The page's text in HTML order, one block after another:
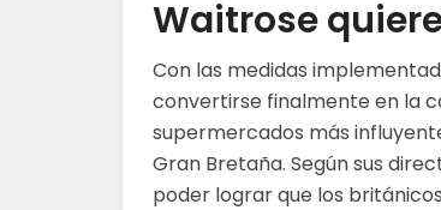
Waitrose
Con las medidas
convertirse finalmente en la
supermercados más
Gran Bretaña. Según sus
poder lograr que los